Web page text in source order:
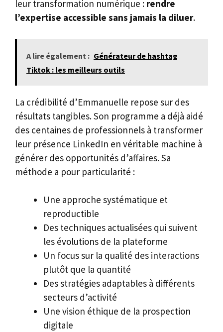
leur transformation numérique : rendre
l’expertise accessible sans jamais la diluer.
A lire également : Générateur de hashtag
Tiktok : les meilleurs outils
La crédibilité d’Emmanuelle repose sur des
résultats tangibles. Son programme a déjà aidé
des centaines de professionnels à transformer
leur présence LinkedIn en véritable machine à
générer des opportunités d’affaires. Sa
méthode a pour particularité :
Une approche systématique et
reproductible
Des techniques actualisées qui suivent
les évolutions de la plateforme
Un focus sur la qualité des interactions
plutôt que la quantité
Des stratégies adaptables à différents
secteurs d’activité
Une vision éthique de la prospection
digitale